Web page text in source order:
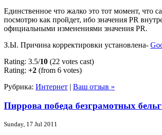
Единственное что жалко это тот момент, что
посмотрю как пройдет, ибо значения PR
официальными изменениями значения PR.
З.Ы. Причина корректировки установлена-
Rating: 3.5/10 (22 votes cast)
Rating: +2 (from 6 votes)
Рубрика: Интернет | Ваш отзыв »
Пиррова победа безграмотных
Sunday, 17 Jul 2011